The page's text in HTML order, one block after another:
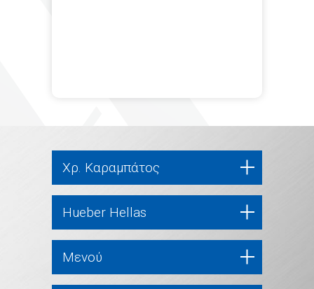
Χρ. Καραμπάτος
Hueber Hellas
Μενού